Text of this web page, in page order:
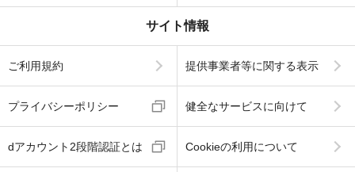
サイト情報
ご利用規約 提供事業者等に関する表示
プライバシーポリシー 健全なサービスに向けて
dアカウント2段階認証とは Cookieの利用について